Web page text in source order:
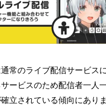
常のライブ配信サービス
ービスのため配信者一人
立されている傾向にありま